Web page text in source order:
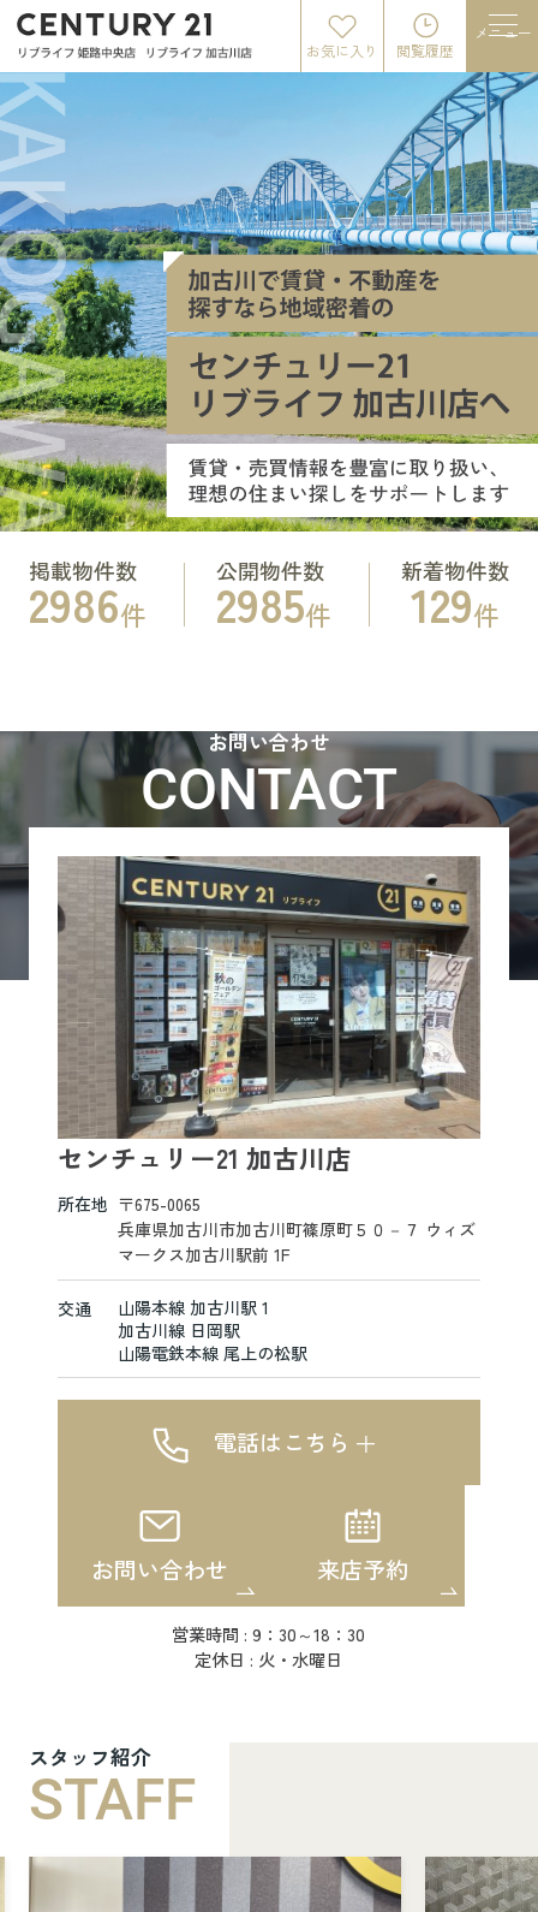
お気に入り 閲覧履歴
メニュー
掲載物件数
2986件
公開物件数
2985件
新着物件数
129件
お問い合わせ
CONTACT
センチュリー21 加古川店
所在地 〒675-0065
兵庫県加古川市加古川町篠原町５０－７ ウィズ
マークス加古川駅前 1F
交通
山陽本線 加古川駅 1
加古川線 日岡駅
山陽電鉄本線 尾上の松駅
電話はこちら
お問い合わせ 来店予約
営業時間 : 9：30～18：30
定休日 : 火・水曜日
スタッフ紹介
STAFF